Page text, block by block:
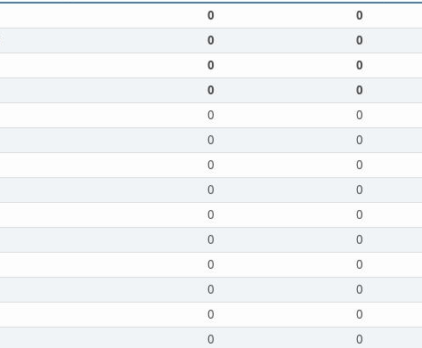
0 0
0 0
0 0
0 0
0 0
0 0
0 0
0 0
0 0
0 0
0 0
0 0
0 0
0 0